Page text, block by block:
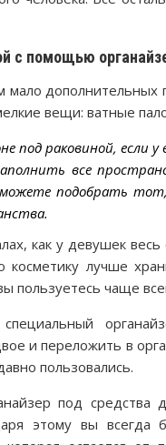
с помощью
мало
вещи: ватные
под раковиной, если
все
подобрать
как у девушек
лучше
пользуетесь чаще
и переложить в
пользовались.
под
этому вы всегда